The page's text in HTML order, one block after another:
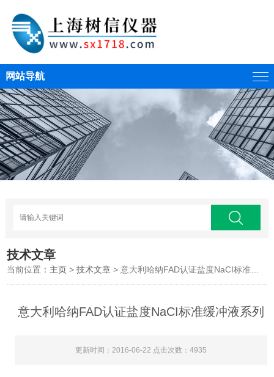
网站导航
技术文章
当前位置： 主页 >技术文章 > 意大利哈纳FAD认证盐度NaCI标准缓冲液系列
意大利哈纳FAD认证盐度NaCI标准缓冲液系列
更新时间：2016-06-22 点击次数：4935